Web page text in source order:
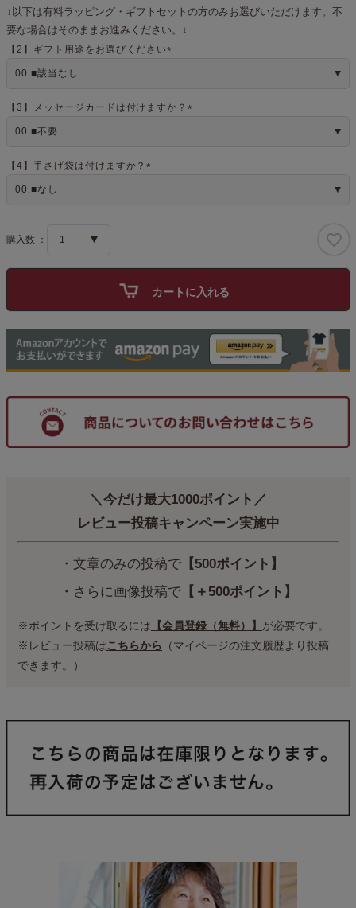
↓以下は有料ラッピング・ギフトセットの方のみお選びいただけます。不
要な場合はそのままお進みください。↓
【2】ギフト用途をお選びください
)
【3】メッセージカードは付けますか？
【4】手さげ袋は付けますか？
カートに入れる
＼今だけ最大1000ポイント／
レビュー投稿キャンペーン実施中
・文章のみの投稿で【500ポイント】
・さらに画像投稿で【＋500ポイント】
※ポイントを受け取るには 【会員登録（無料）】 が必要です。
※レビュー投稿はこちらから （マイページの注文履歴より投稿
できます。）